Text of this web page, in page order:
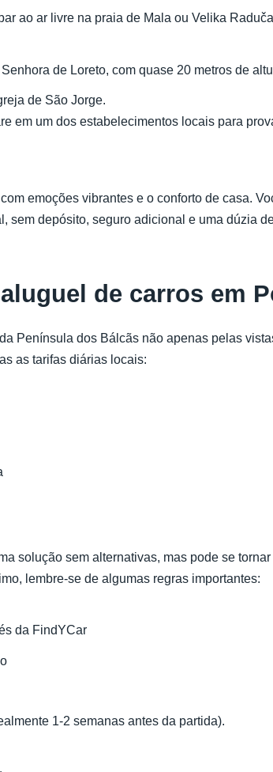
ao ar livre na praia de Mala ou Velika
de Loreto, com quase 20 metros de
de São Jorge.
em um dos estabelecimentos locais para
emoções vibrantes e o conforto de casa.
sem depósito, seguro adicional e uma dúzia
de carros em
Península dos Bálcãs não apenas pelas
as tarifas diárias locais:
solução sem alternativas, mas pode se
lembre-se de algumas regras importantes:
da FindYCar
1-2 semanas antes da partida).